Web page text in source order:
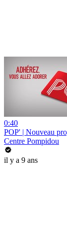
0:40
POP' | Nouveau
Centre Pompidou
il y a 9 ans